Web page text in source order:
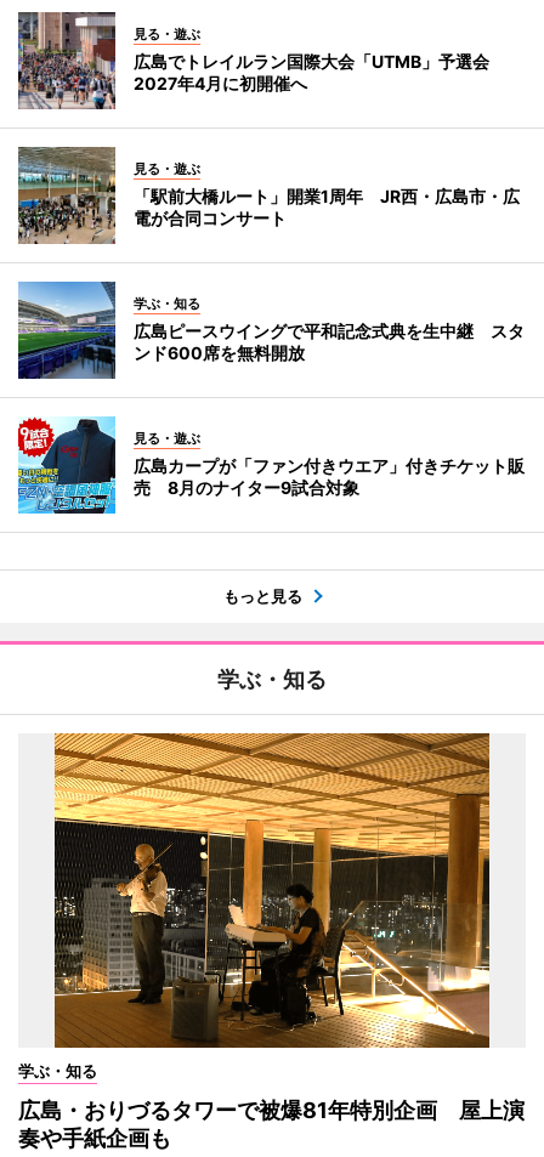
見る・遊ぶ
広島でトレイルラン国際大会「UTMB」予選会
2027年4月に初開催へ
見る・遊ぶ
「駅前大橋ルート」開業1周年 JR西・広島市・広
電が合同コンサート
学ぶ・知る
広島ピースウイングで平和記念式典を生中継 スタ
ンド600席を無料開放
見る・遊ぶ
広島カープが「ファン付きウエア」付きチケット販
売 8月のナイター9試合対象
もっと見る
学ぶ・知る
学ぶ・知る
広島・おりづるタワーで被爆81年特別企画 屋上演
奏や手紙企画も